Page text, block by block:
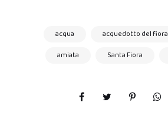
acqua acquedotto del fiora
amiata
Santa Fiora